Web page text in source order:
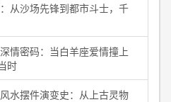
从沙场先锋到都市斗士，千
情密码：当白羊座爱情撞上
时
水摆件演变史：从上古灵物